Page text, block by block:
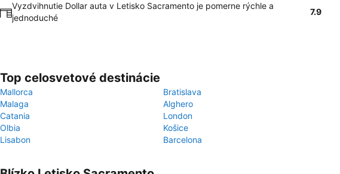
Vyzdvihnutie Dollar auta v Letisko Sacramento je pomerne rýchle a
jednoduché
7.9
Top celosvetové destinácie
Mallorca
Bratislava
Malaga
Alghero
Catania
London
Olbia
Košice
Lisabon
Barcelona